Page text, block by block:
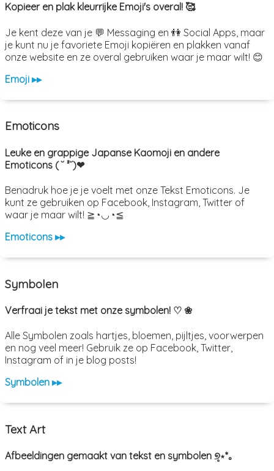
Kopieer en plak kleurrijke Emoji's overal! 🥰
Je kent deze van je 💬 Messaging en 👫 Social Apps, maar
je kunt nu je favoriete Emoji kopiëren en plakken vanaf
onze website en ze overal gebruiken waar je maar wilt! 😊
Emoji ▸▸
Emoticons
Leuke en grappige Japanse Kaomoji en andere
Emoticons ( ˘ ³˘)❤
Benadruk hoe je je voelt met onze Tekst Emoticons. Je
kunt ze gebruiken op Facebook, Instagram, Twitter of
waar je maar wilt! ≧◔◡◔≦
Emoticons ▸▸
Symbolen
Verfraai je tekst met onze symbolen! ♡ ❀
Alle Symbolen zoals hartjes, bloemen, pijltjes, voorwerpen
en nog veel meer! Gebruik ze op Facebook, Twitter,
Instagram of in je blog posts!
Symbolen ▸▸
Text Art
Afbeeldingen gemaakt van tekst en symbolen ୭̥⋆*｡